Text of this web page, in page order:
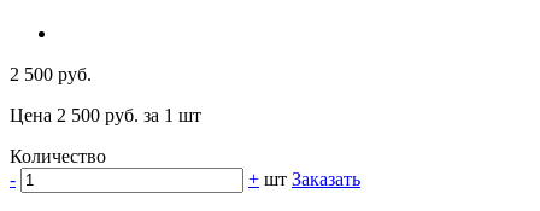
2 500 руб.
Цена 2 500 руб. за 1 шт
Количество
-
+ шт Заказать